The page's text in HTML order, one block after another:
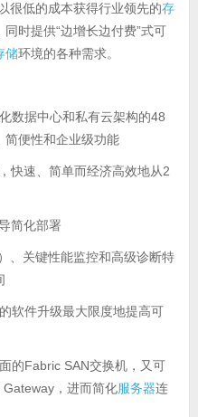
很低的成本获得行业领先的存
同时提供“边增长边付费”式可
储环境的各种需求。
数据中心和私有云架构的48
简便性和企业级功能
快速、简单而经济高效地从2
简化部署
、关键性能监控和高级诊断特
软件升级最大限度地提高可
的Fabric SAN交换机，又可
Gateway，进而简化服务器连